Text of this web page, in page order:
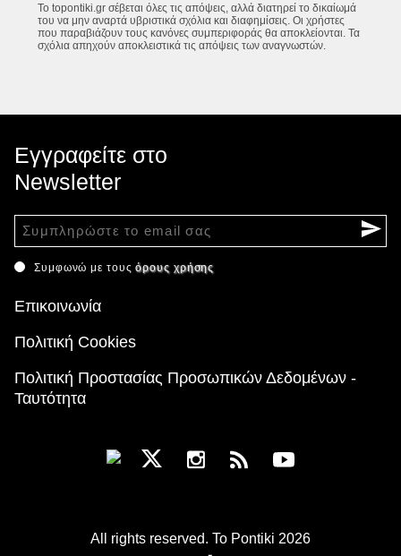
Το topontiki.gr σέβεται όλες τις απόψεις, αλλά διατηρεί το δικαίωμά
του να μην αναρτά υβριστικά σχόλια και διαφημίσεις. Οι χρήστες
που παραβιάζουν τους κανόνες συμπεριφοράς θα αποκλείονται. Τα
σχόλια απηχούν αποκλειστικά τις απόψεις των αναγνωστών.
Εγγραφείτε στο
Newsletter
Συμφωνώ με τουςόρους χρήσης
Επικοινωνία
Πολιτική Cookies
Πολιτική Προστασίας Προσωπικών Δεδομένων -
Ταυτότητα
All rights reserved. To Pontiki 2026